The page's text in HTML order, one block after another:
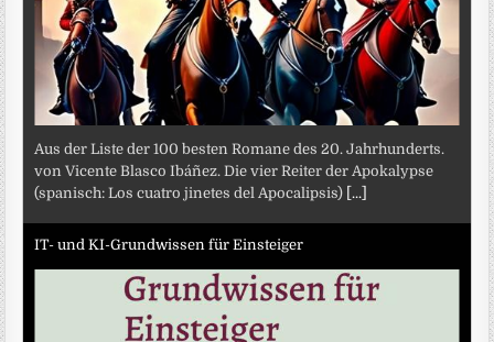
Aus der Liste der 100 besten Romane des 20. Jahrhunderts.
von Vicente Blasco Ibáñez. Die vier Reiter der Apokalypse
(spanisch: Los cuatro jinetes del Apocalipsis) [...]
IT- und KI-Grundwissen für Einsteiger